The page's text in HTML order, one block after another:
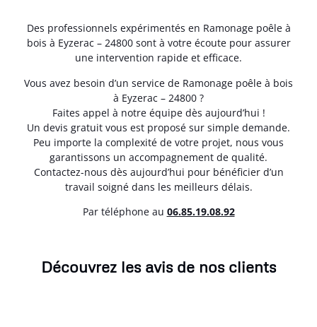
Des professionnels expérimentés en Ramonage poêle à
bois à Eyzerac – 24800 sont à votre écoute pour assurer
une intervention rapide et efficace.
Vous avez besoin d’un service de Ramonage poêle à bois
à Eyzerac – 24800 ?
Faites appel à notre équipe dès aujourd’hui !
Un devis gratuit vous est proposé sur simple demande.
Peu importe la complexité de votre projet, nous vous
garantissons un accompagnement de qualité.
Contactez-nous dès aujourd’hui pour bénéficier d’un
travail soigné dans les meilleurs délais.
Par téléphone au 06.85.19.08.92
Découvrez les avis de nos clients